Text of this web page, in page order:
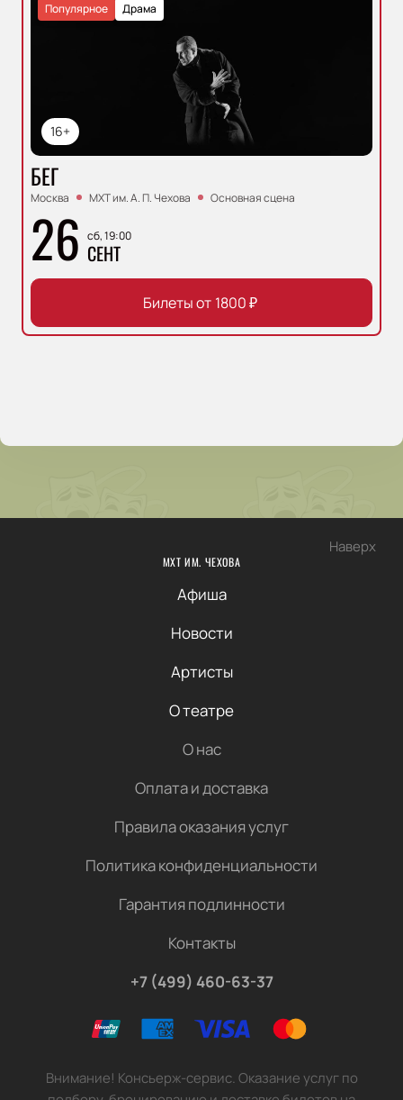
16+
Драма
Популярное
БЕГ
Москва МХТ им. А. П. Чехова Основная сцена
26 сб, 19:00
СЕНТ
Билеты от 1800₽
Наверх
МХТ ИМ. ЧЕХОВА
Афиша
Новости
Артисты
О театре
О нас
Оплата и доставка
Правила оказания услуг
Политика конфиденциальности
Гарантия подлинности
Контакты
+7 (499) 460-63-37
Внимание! Консьерж-сервис. Оказание услуг по